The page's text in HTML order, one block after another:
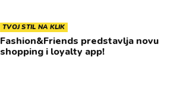
TVOJ STIL NA KLIK
Fashion&Friends predstavlja novu
shopping i loyalty app!